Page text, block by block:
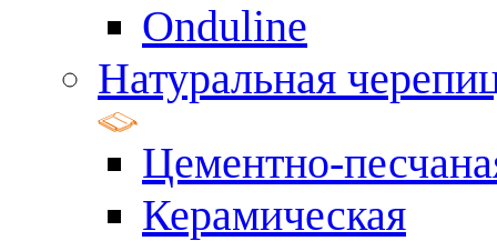
Onduline
Натуральная
Цементно-
Керамическая